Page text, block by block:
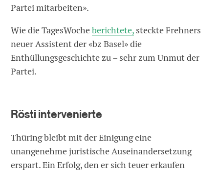
Partei mitarbeiten».
Wie die TagesWocheberichtete, steckte Frehners
neuer Assistent der «bz Basel» die
Enthüllungsgeschichte zu – sehr zum Unmut der
Partei.
Rösti intervenierte
Thüring bleibt mit der Einigung eine
unangenehme juristische Auseinandersetzung
erspart. Ein Erfolg, den er sich teuer erkaufen